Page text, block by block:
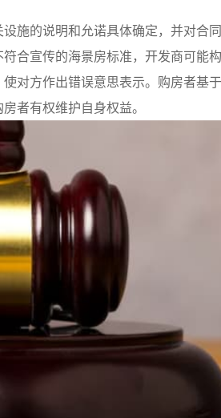
施的说明和允诺具体确定，并对合
合宣传的海景房标准，开发商可能
对方作出错误意思表示。购房者基
者有权维护自身权益。